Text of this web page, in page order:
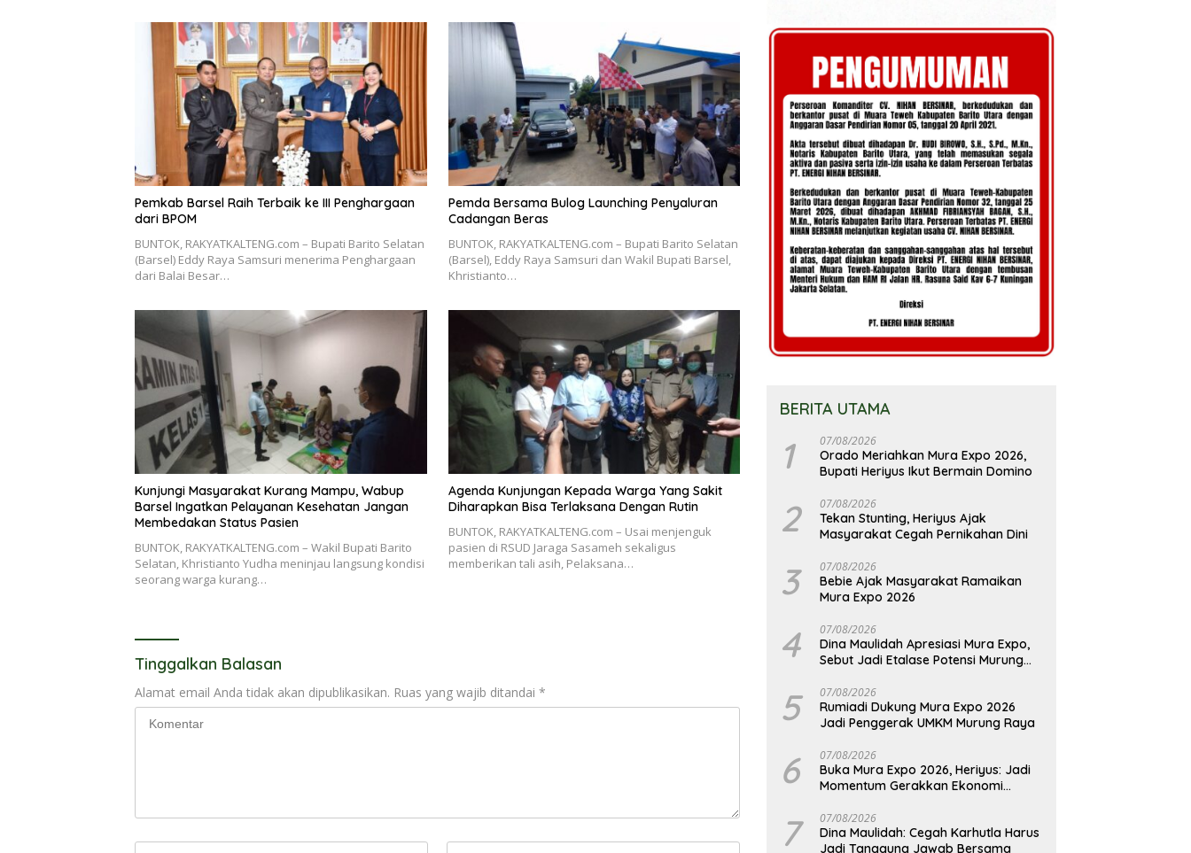
Pemkab Barsel Raih Terbaik ke III Penghargaan
dari BPOM
BUNTOK, RAKYATKALTENG.com – Bupati Barito Selatan
(Barsel) Eddy Raya Samsuri menerima Penghargaan
dari Balai Besar…
Pemda Bersama Bulog Launching Penyaluran
Cadangan Beras
BUNTOK, RAKYATKALTENG.com – Bupati Barito Selatan
(Barsel), Eddy Raya Samsuri dan Wakil Bupati Barsel,
Khristianto…
Kunjungi Masyarakat Kurang Mampu, Wabup
Barsel Ingatkan Pelayanan Kesehatan Jangan
Membedakan Status Pasien
BUNTOK, RAKYATKALTENG.com – Wakil Bupati Barito
Selatan, Khristianto Yudha meninjau langsung kondisi
seorang warga kurang…
Agenda Kunjungan Kepada Warga Yang Sakit
Diharapkan Bisa Terlaksana Dengan Rutin
BUNTOK, RAKYATKALTENG.com – Usai menjenguk
pasien di RSUD Jaraga Sasameh sekaligus
memberikan tali asih, Pelaksana…
Tinggalkan Balasan
Alamat email Anda tidak akan dipublikasikan. Ruas yang wajib ditandai *
BERITA UTAMA
1 07/08/2026
Orado Meriahkan Mura Expo 2026,
Bupati Heriyus Ikut Bermain Domino
2 07/08/2026
Tekan Stunting, Heriyus Ajak
Masyarakat Cegah Pernikahan Dini
3 07/08/2026
Bebie Ajak Masyarakat Ramaikan
Mura Expo 2026
4 07/08/2026
Dina Maulidah Apresiasi Mura Expo,
Sebut Jadi Etalase Potensi Murung
5 07/08/2026
Rumiadi Dukung Mura Expo 2026
Jadi Penggerak UMKM Murung Raya
6 07/08/2026
Buka Mura Expo 2026, Heriyus: Jadi
Momentum Gerakkan Ekonomi
7 07/08/2026
Dina Maulidah: Cegah Karhutla Harus
Jadi Tanggung Jawab Bersama